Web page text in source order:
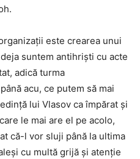
este crearea unui
suntem antihriști cu acte
adică turma
acu, ce putem să mai
lui Vlasov ca împărat și
le mai are el pe acolo,
că-l vor sluji până la ultima
cu multă grijă și atenție